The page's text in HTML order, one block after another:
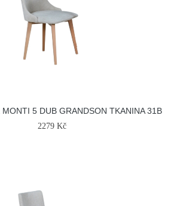
5 DUB GRANDSON TKANINA 31B
2279 Kč